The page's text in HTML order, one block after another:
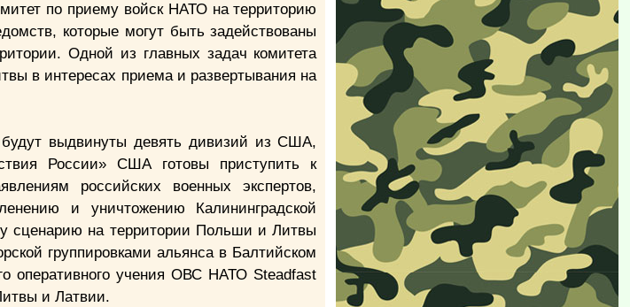
по приему войск НАТО на территорию
которые могут быть задействованы
Одной из главных задач комитета
в интересах приема и развертывания на
выдвинуты девять дивизий из США,
России» США готовы приступить к
российских военных экспертов,
и уничтожению Калининградской
сценарию на территории Польши и Литвы
группировками альянса в Балтийском
оперативного учения ОВС НАТО Steadfast
и Латвии.